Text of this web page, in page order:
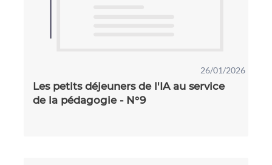
26/01/2026
Les petits déjeuners de l'IA au service
de la pédagogie - N°9